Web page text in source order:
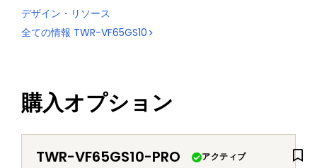
デザイン・リソース
全ての情報 TWR-VF65GS10
購入オプション
TWR-VF65GS10-PRO アクティブ